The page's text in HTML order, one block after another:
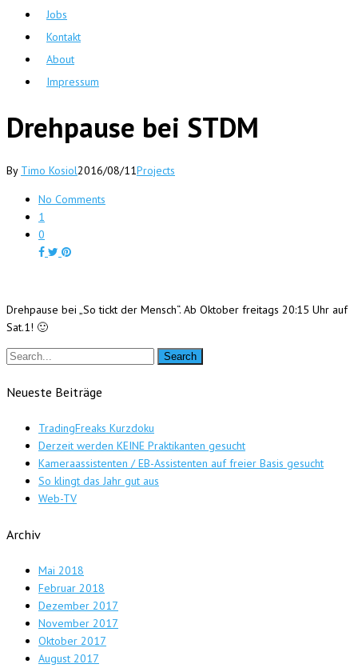
Jobs
Kontakt
About
Impressum
Drehpause bei STDM
By Timo Kosiol2016/08/11Projects
No Comments
1
0
Drehpause bei „So tickt der Mensch“. Ab Oktober freitags 20:15 Uhr auf
Sat.1! 🙂
Neueste Beiträge
TradingFreaks Kurzdoku
Derzeit werden KEINE Praktikanten gesucht
Kameraassistenten / EB-Assistenten auf freier Basis gesucht
So klingt das Jahr gut aus
Web-TV
Archiv
Mai 2018
Februar 2018
Dezember 2017
November 2017
Oktober 2017
August 2017